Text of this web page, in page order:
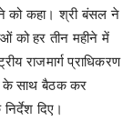
को कहा। श्री बंसल ने
को हर तीन महीने में
राजमार्ग प्राधिकरण
के साथ बैठक कर
दिए।